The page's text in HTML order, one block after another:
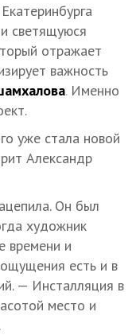
светящуюся
отражает
важность
.Именно
уже стала новой
Александр
Он был
художник
времени и
есть и в
— Инсталляция в
место и